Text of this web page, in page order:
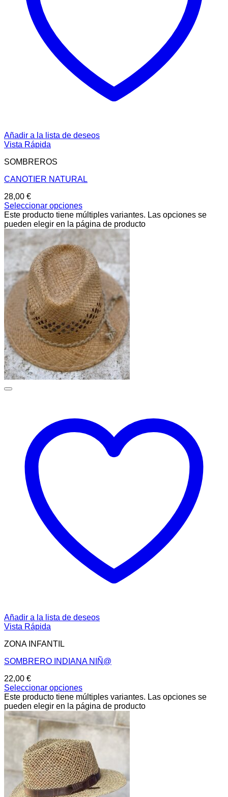
Añadir a la lista de deseos
Vista Rápida
SOMBREROS
CANOTIER NATURAL
28,00 €
Seleccionar opciones
Este producto tiene múltiples variantes. Las opciones se
pueden elegir en la página de producto
Añadir a la lista de deseos
Vista Rápida
ZONA INFANTIL
SOMBRERO INDIANA NIÑ@
22,00 €
Seleccionar opciones
Este producto tiene múltiples variantes. Las opciones se
pueden elegir en la página de producto